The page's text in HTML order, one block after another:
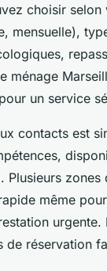
choisir
mensuelle),
ménage
un service
contacts est
Plusieurs
même
de réservation